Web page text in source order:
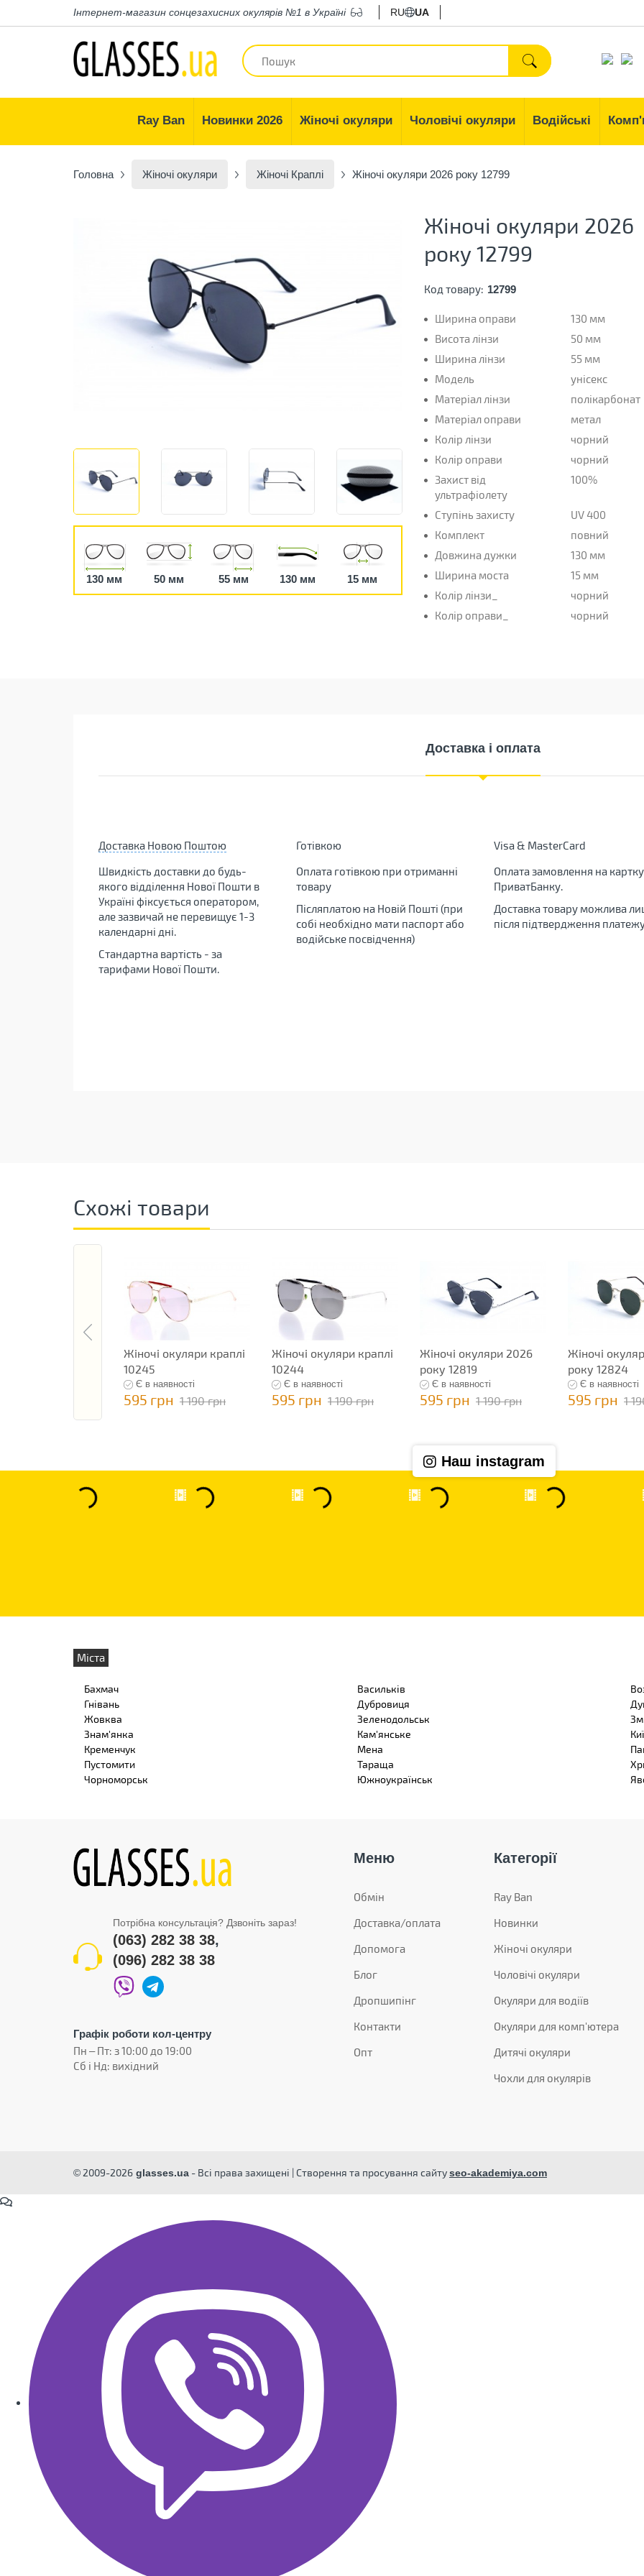
Інтернет-магазин сонцезахисних окулярів №1 в Україні RU UA
Ray Ban Новинки 2026 Жіночі окуляри Чоловічі окуляри Водійські
Головна Жіночі окуляри Жіночі Краплі Жіночі окуляри 2026 року 12799
130 мм 50 мм 55 мм 130 мм 15 мм
Жіночі окуляри 2026
року 12799
Код товару: 12799
Ширина оправи
130 мм
Висота лінзи
50 мм
Ширина лінзи
55 мм
Модель
унісекс
Матеріал лінзи
полікарбонат
Матеріал оправи
метал
Колір лінзи
чорний
Колір оправи
чорний
Захист від
ультрафіолету
100%
Ступінь захисту
UV 400
Комплект
повний
Довжина дужки
130 мм
Ширина моста
15 мм
Колір лінзи_
чорний
Колір оправи_
чорний
Доставка і оплата
Доставка Новою Поштою
Швидкість доставки до будь-
якого відділення Нової Пошти в
Україні фіксується оператором,
але зазвичай не перевищує 1-3
календарні дні.
Стандартна вартість - за
тарифами Нової Пошти.
Готівкою
Оплата готівкою при отриманні
товару
Післяплатою на Новій Пошті (при
собі необхідно мати паспорт або
водійське посвідчення)
Visa & MasterCard
Оплата замовлення на картку
ПриватБанку.
Доставка товару можлива
після підтвердження
Схожі товари
Жіночі окуляри краплі
10245
Є в наявності
595 грн 1 190 грн
Жіночі окуляри краплі
10244
Є в наявності
595 грн 1 190 грн
Жіночі окуляри 2026
року 12819
Є в наявності
595 грн 1 190 грн
Жіночі
року 12824
Є в наявності
595 грн 1
Наш instagram
Міста
Бахмач Васильків
Гнівань
Дубровиця
Жовква
Зеленодольськ
Знам'янка
Кам'янське
Кременчук
Мена
Пустомити
Тараща
Чорноморськ
Южноукраїнськ
Потрібна консультація? Дзвоніть зараз!
(063) 282 38 38,
(096) 282 38 38
Графік роботи кол-центру
Пн – Пт: з 10:00 до 19:00
Сб і Нд: вихідний
Меню
Обмін
Доставка/оплата
Допомога
Блог
Дропшипінг
Контакти
Опт
Категорії
Ray Ban
Новинки
Жіночі окуляри
Чоловічі окуляри
Окуляри для водіїв
Окуляри для комп'ютера
Дитячі окуляри
Чохли для окулярів
© 2009-2026 glasses.ua - Всі права захищені | Створення та просування сайтуseo-akademiya.com